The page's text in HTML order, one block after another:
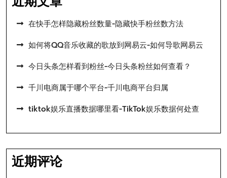
在快手怎样隐藏粉丝数量-隐藏快手粉丝数方法
如何将QQ音乐收藏的歌放到网易云-如何导歌网易云
今日头条怎样看到粉丝-今日头条粉丝如何查看？
千川电商属于哪个平台-千川电商平台归属
tiktok娱乐直播数据哪里看-TikTok娱乐数据何处查
近期评论